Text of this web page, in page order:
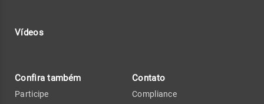
Vídeos
Confira também
Participe
Contato
Compliance